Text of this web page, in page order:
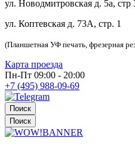
ул. Новодмитровская д. 5а, стр
ул. Коптевская д. 73А, стр. 1
(Планшетная УФ печать, фрезерная
Карта проезда
Пн-Пт 09:00 - 20:00
+7 (495) 988-09-69
Поиск
Поиск